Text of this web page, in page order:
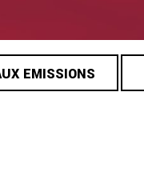
EMISSIONS